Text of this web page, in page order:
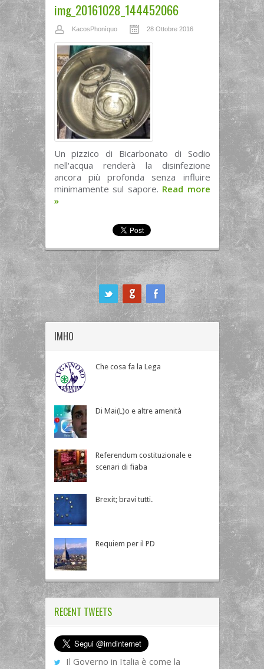
img_20161028_144452066
KacosPhonìquo 28 Ottobre 2016
Un pizzico di Bicarbonato di Sodio
nell'acqua renderà la disinfezione
ancora più profonda senza influire
minimamente sul sapore. Read more
»
IMHO
Che cosa fa la Lega
Di Mai(L)o e altre amenità
Referendum costituzionale e
scenari di fiaba
Brexit; bravi tutti.
Requiem per il PD
RECENT TWEETS
Il Governo in Italia è come la